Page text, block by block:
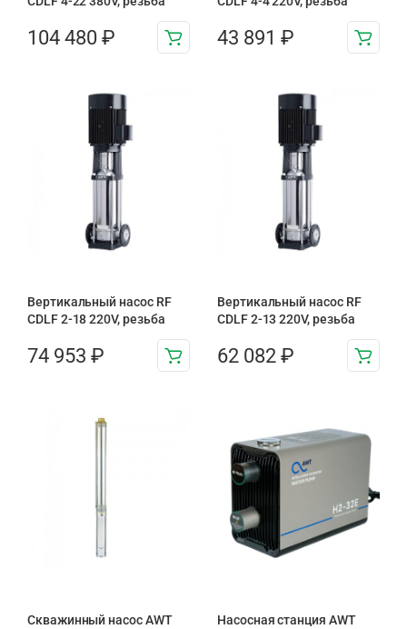
104 480 ₽ 43 891 ₽
Вертикальный насос RF
CDLF 2-18 220V, резьба
74 953 ₽
Вертикальный насос RF
CDLF 2-13 220V, резьба
62 082 ₽
Скважинный насос AWT
Насосная станция AWT